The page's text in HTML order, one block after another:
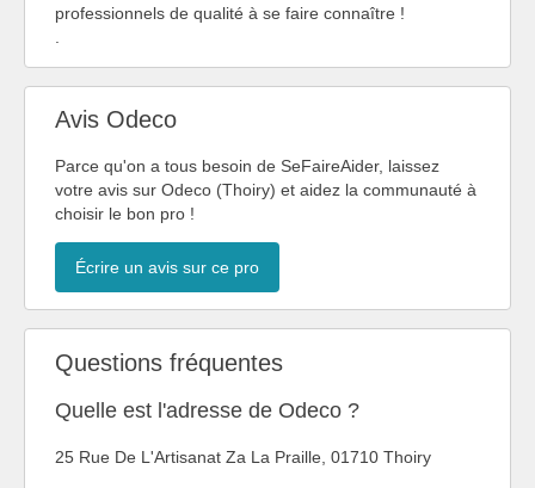
professionnels de qualité à se faire connaître !
Avis Odeco
Parce qu'on a tous besoin de SeFaireAider, laissez
votre avis sur Odeco (Thoiry) et aidez la communauté à
choisir le bon pro !
Écrire un avis sur ce pro
Questions fréquentes
Quelle est l'adresse de Odeco ?
25 Rue De L'Artisanat Za La Praille, 01710 Thoiry